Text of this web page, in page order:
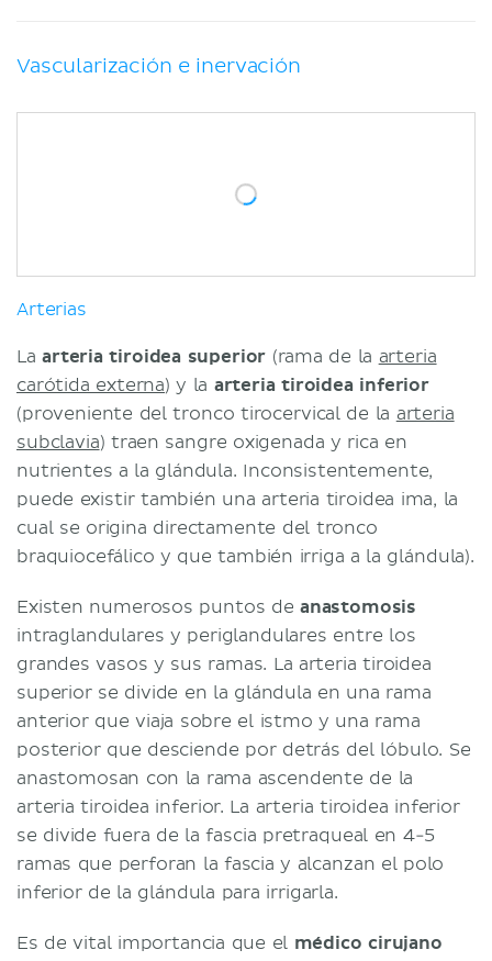
Vascularización e inervación
Arterias
Laarteria tiroidea superior (rama de la arteria
carótida externa) y la arteria tiroidea inferior
(proveniente del tronco tirocervical de la arteria
subclavia) traen sangre oxigenada y rica en
nutrientes a la glándula. Inconsistentemente,
puede existir también una arteria tiroidea ima, la
cual se origina directamente del tronco
braquiocefálico y que también irriga a la glándula).
Existen numerosos puntos de anastomosis
intraglandulares y periglandulares entre los
grandes vasos y sus ramas. La arteria tiroidea
superior se divide en la glándula en una rama
anterior que viaja sobre el istmo y una rama
posterior que desciende por detrás del lóbulo. Se
anastomosan con la rama ascendente de la
arteria tiroidea inferior. La arteria tiroidea inferior
se divide fuera de la fascia pretraqueal en 4-5
ramas que perforan la fascia y alcanzan el polo
inferior de la glándula para irrigarla.
Es de vital importancia que el médico cirujano